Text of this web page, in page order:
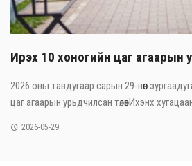
Ирэх 10 хоногийн цаг агаарын
2026 оны тавдугаар сарын 29-нөөс
цаг агаарын урьдчилсан төлөвИхэнх
2026-05-29